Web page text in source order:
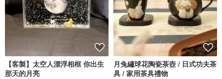
【客製】太空人漂浮相框 你出生
那天的月亮
月兔繡球花陶瓷茶壺 / 日式功夫茶
具 / 家用茶具禮物